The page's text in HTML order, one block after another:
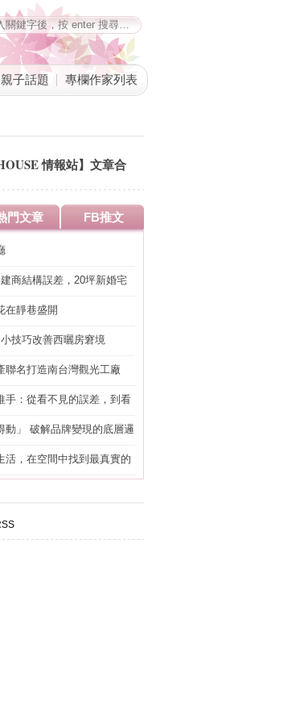
親子話題 專欄作家列表
情報站】文章合
門文章 FB推文
商結構誤差，20坪新婚宅
在靜巷盛開
技巧改善西曬房窘境
聯名打造南台灣觀光工廠
手：從看不見的誤差，到看
動」 破解品牌變現的底層邏
活，在空間中找到最真實的